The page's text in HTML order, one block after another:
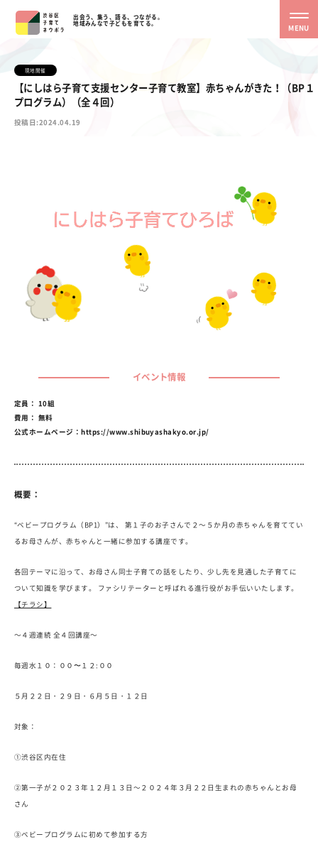
出会う、集う、語る、つながる。
地域みんなで子どもを育てる。
MENU
現地開催
【にしはら子育て支援センター子育て教室】赤ちゃんがきた！（BP１
プログラム）（全４回）
投稿日:2024.04.19
イベント情報
定員： 10組
費用： 無料
公式ホームページ：https://www.shibuyashakyo.or.jp/
概要：
“ベビープログラム（BP1）”は、 第１子のお子さんで２～５か月の赤ちゃんを育ててい
るお母さんが、赤ちゃんと一緒に参加する講座です。
各回テーマに沿って、お母さん同士子育ての話をしたり、少し先を見通した子育てに
ついて知識を学びます。 ファシリテーターと呼ばれる進行役がお手伝いいたします。
【チラシ】
～４週連続 全４回講座～
毎週水１０：００〜１２:００
５月２２日・２９日・６月５日・１２日
対象：
①渋谷区内在住
②第一子が２０２３年１２月１３日～２０２４年３月２２日生まれの赤ちゃんとお母
さん
③ベビープログラムに初めて参加する方